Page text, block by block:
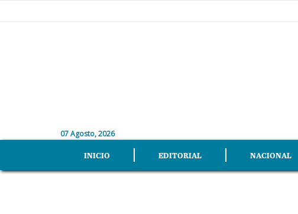
07 Agosto, 2026
INICIO EDITORIAL NACIONAL